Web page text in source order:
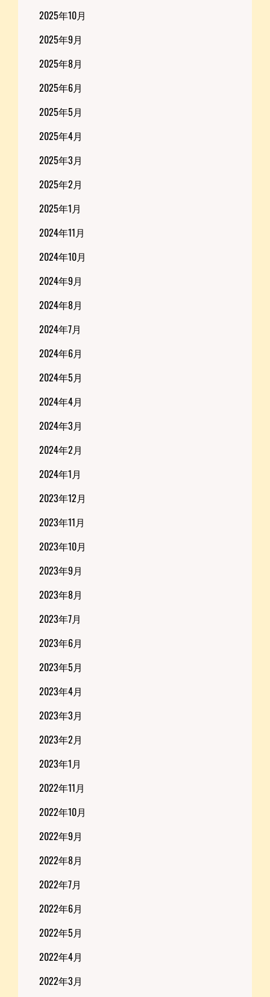
2025年10月
2025年9月
2025年8月
2025年6月
2025年5月
2025年4月
2025年3月
2025年2月
2025年1月
2024年11月
2024年10月
2024年9月
2024年8月
2024年7月
2024年6月
2024年5月
2024年4月
2024年3月
2024年2月
2024年1月
2023年12月
2023年11月
2023年10月
2023年9月
2023年8月
2023年7月
2023年6月
2023年5月
2023年4月
2023年3月
2023年2月
2023年1月
2022年11月
2022年10月
2022年9月
2022年8月
2022年7月
2022年6月
2022年5月
2022年4月
2022年3月